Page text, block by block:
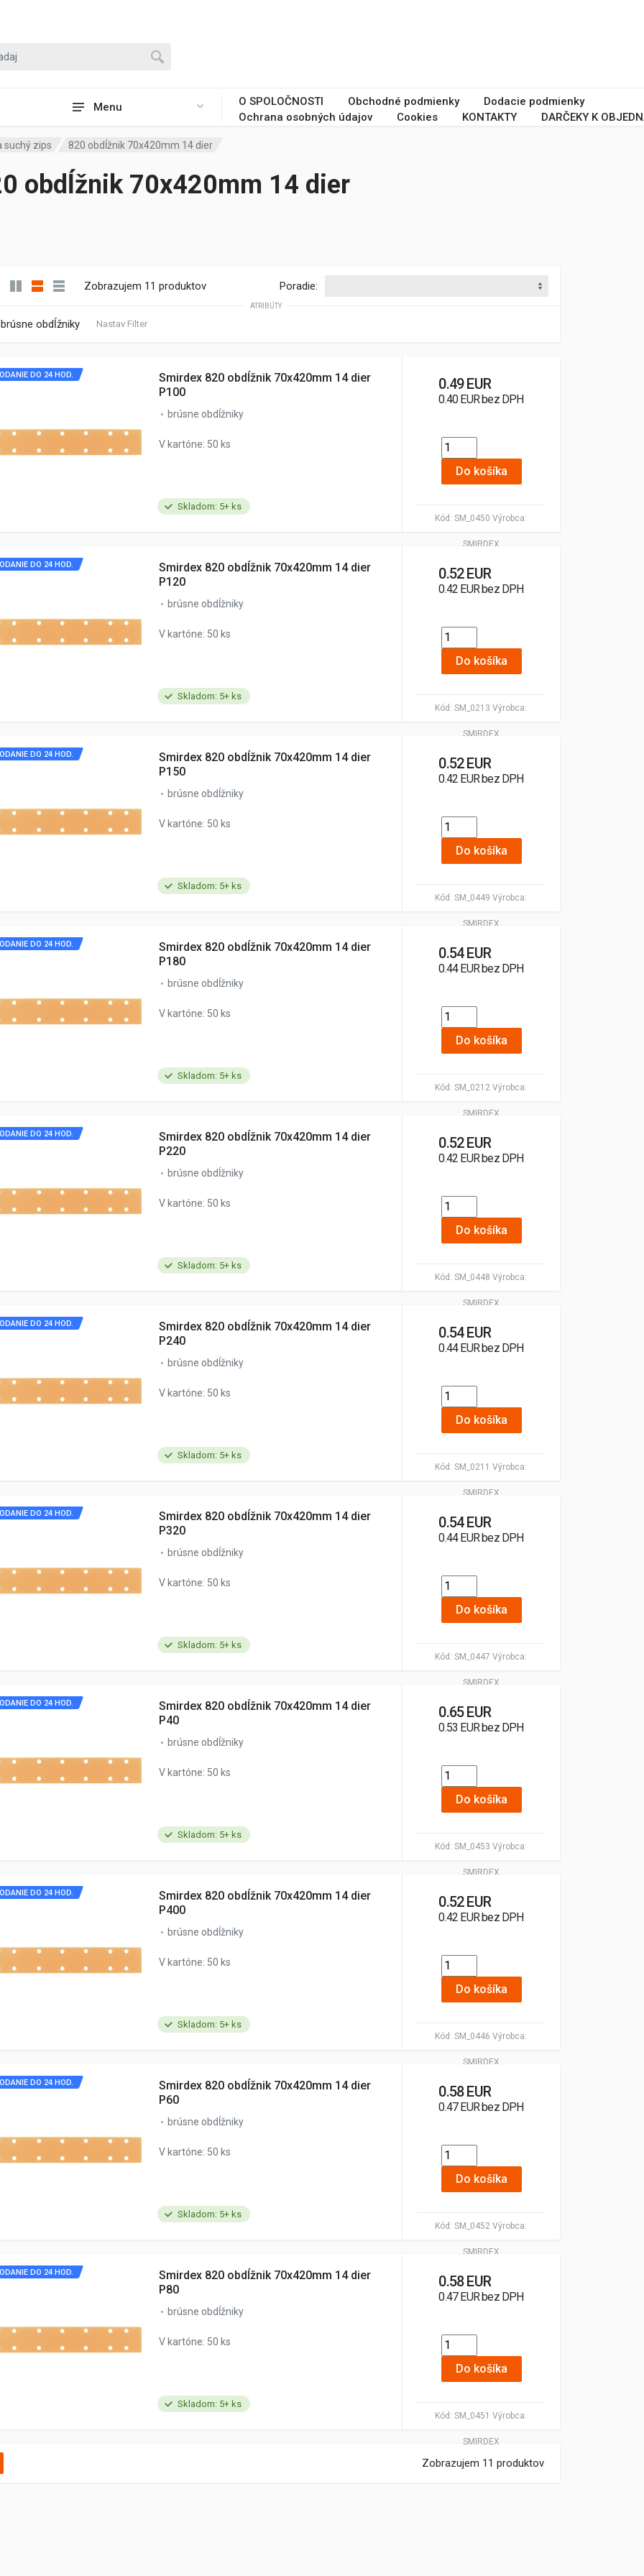
Menu O SPOLOČNOSTI Obchodné podmienky
Dodacie podmienky
Ochrana osobných údajov
Cookies KONTAKTY DARČEKY K
suchý zips 820 obdĺžnik 70x420mm 14 dier
obdĺžnik 70x420mm 14 dier
Zobrazujem 11 produktov Poradie:
ATRIBÚTY
brúsne obdĺžniky Nastav Filter
Skladom: 5+ ks
Kód: SM_0450 Výrobca:
SMIRDEX
DO 24 HOD.
Smirdex 820 obdĺžnik 70x420mm 14 dier
P100
brúsne obdĺžniky
V kartóne: 50 ks
0.49 EUR
0.40 EUR bez DPH
Do košíka
Skladom: 5+ ks
Kód: SM_0213 Výrobca:
SMIRDEX
DO 24 HOD.
Smirdex 820 obdĺžnik 70x420mm 14 dier
P120
brúsne obdĺžniky
V kartóne: 50 ks
0.52 EUR
0.42 EUR bez DPH
Do košíka
Skladom: 5+ ks
Kód: SM_0449 Výrobca:
SMIRDEX
DO 24 HOD.
Smirdex 820 obdĺžnik 70x420mm 14 dier
P150
brúsne obdĺžniky
V kartóne: 50 ks
0.52 EUR
0.42 EUR bez DPH
Do košíka
Skladom: 5+ ks
Kód: SM_0212 Výrobca:
SMIRDEX
DO 24 HOD.
Smirdex 820 obdĺžnik 70x420mm 14 dier
P180
brúsne obdĺžniky
V kartóne: 50 ks
0.54 EUR
0.44 EUR bez DPH
Do košíka
Skladom: 5+ ks
Kód: SM_0448 Výrobca:
SMIRDEX
DO 24 HOD.
Smirdex 820 obdĺžnik 70x420mm 14 dier
P220
brúsne obdĺžniky
V kartóne: 50 ks
0.52 EUR
0.42 EUR bez DPH
Do košíka
Skladom: 5+ ks
Kód: SM_0211 Výrobca:
SMIRDEX
DO 24 HOD.
Smirdex 820 obdĺžnik 70x420mm 14 dier
P240
brúsne obdĺžniky
V kartóne: 50 ks
0.54 EUR
0.44 EUR bez DPH
Do košíka
Skladom: 5+ ks
Kód: SM_0447 Výrobca:
SMIRDEX
DO 24 HOD.
Smirdex 820 obdĺžnik 70x420mm 14 dier
P320
brúsne obdĺžniky
V kartóne: 50 ks
0.54 EUR
0.44 EUR bez DPH
Do košíka
Skladom: 5+ ks
Kód: SM_0453 Výrobca:
SMIRDEX
DO 24 HOD.
Smirdex 820 obdĺžnik 70x420mm 14 dier
P40
brúsne obdĺžniky
V kartóne: 50 ks
0.65 EUR
0.53 EUR bez DPH
Do košíka
Skladom: 5+ ks
Kód: SM_0446 Výrobca:
SMIRDEX
DO 24 HOD.
Smirdex 820 obdĺžnik 70x420mm 14 dier
P400
brúsne obdĺžniky
V kartóne: 50 ks
0.52 EUR
0.42 EUR bez DPH
Do košíka
Skladom: 5+ ks
Kód: SM_0452 Výrobca:
SMIRDEX
DO 24 HOD.
Smirdex 820 obdĺžnik 70x420mm 14 dier
P60
brúsne obdĺžniky
V kartóne: 50 ks
0.58 EUR
0.47 EUR bez DPH
Do košíka
Skladom: 5+ ks
Kód: SM_0451 Výrobca:
SMIRDEX
DO 24 HOD.
Smirdex 820 obdĺžnik 70x420mm 14 dier
P80
brúsne obdĺžniky
V kartóne: 50 ks
0.58 EUR
0.47 EUR bez DPH
Do košíka
Zobrazujem 11 produktov